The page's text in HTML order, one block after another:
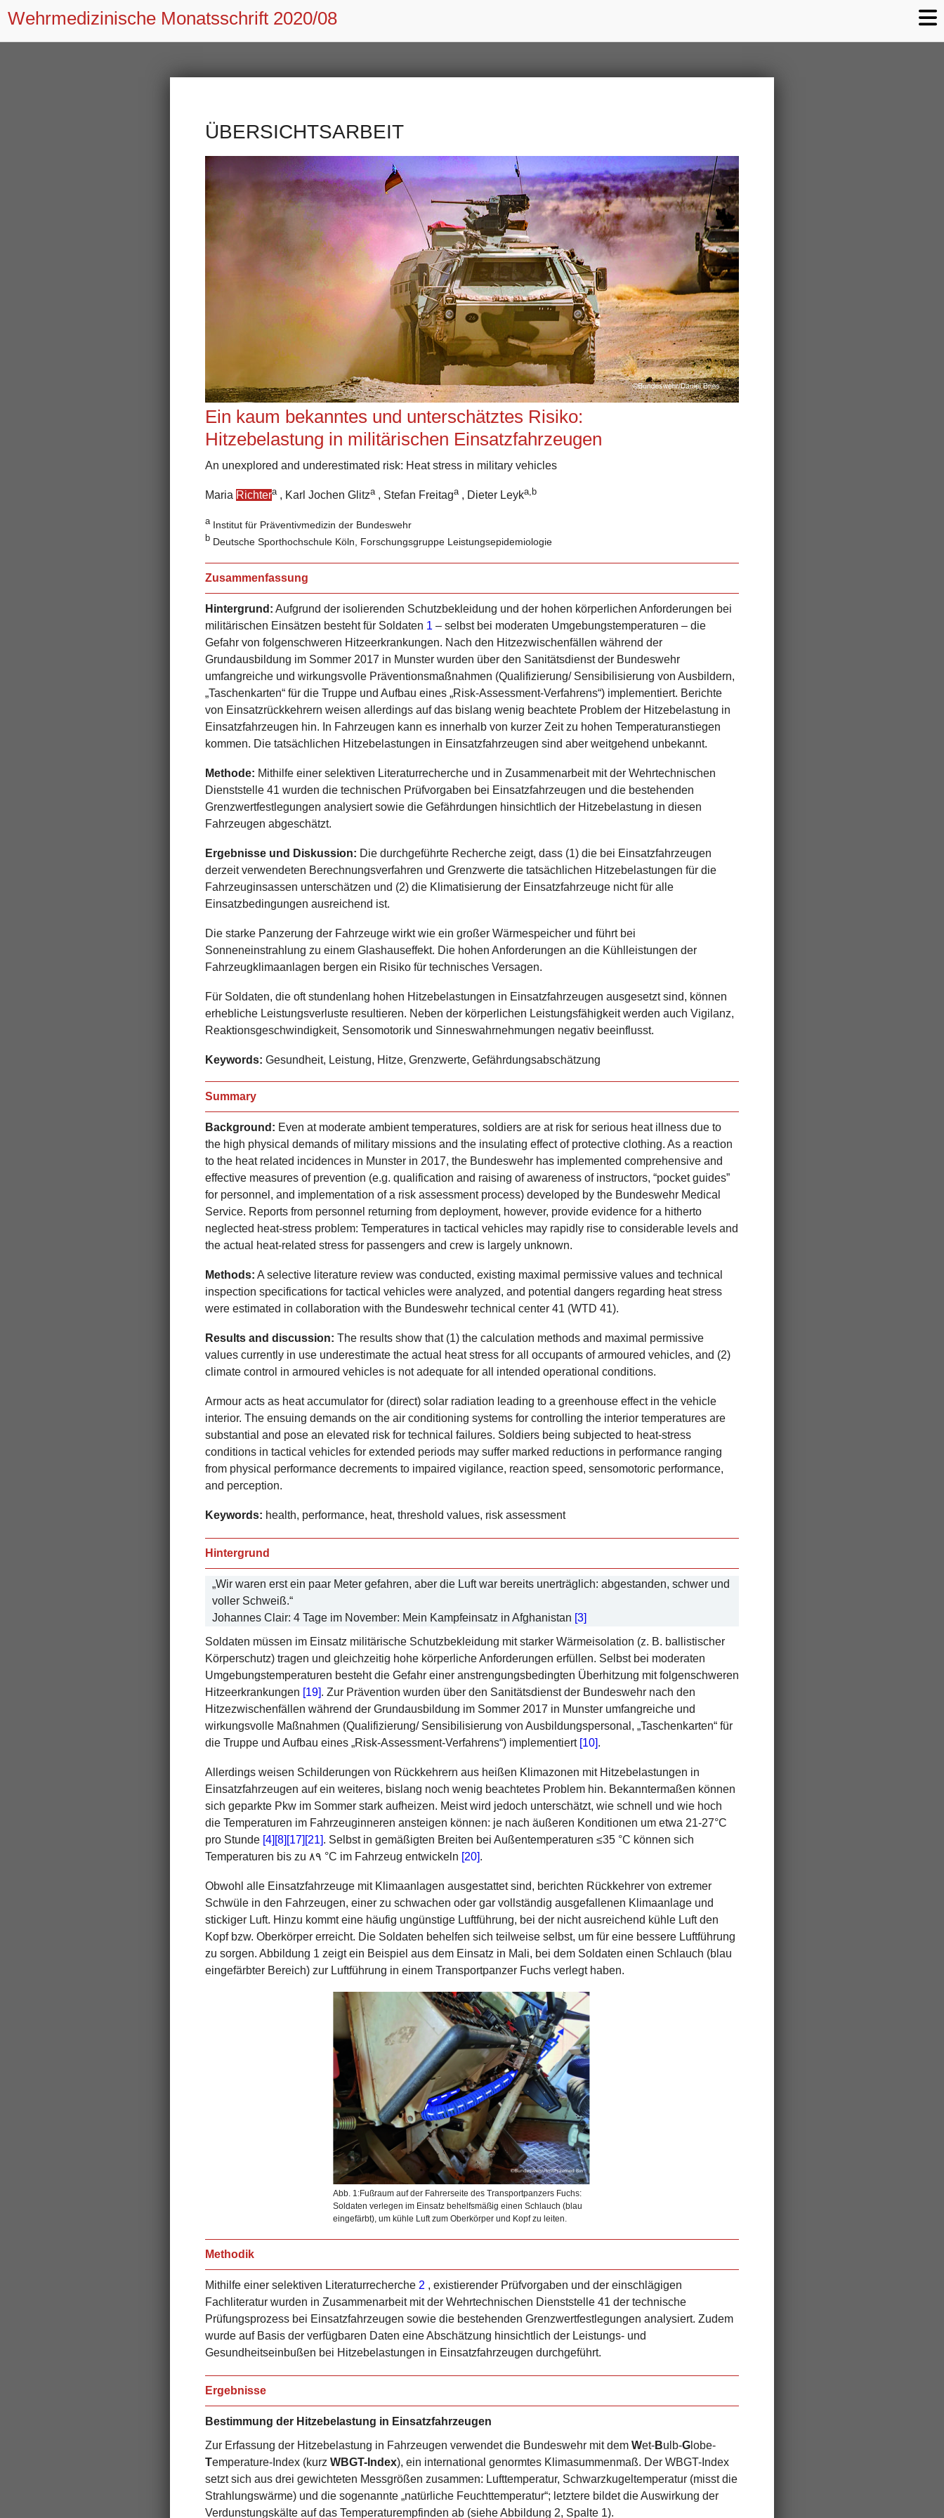
Wehrmedizinische Monatsschrift 2020/08
ÜBERSICHTSARBEIT
Ein kaum bekanntes und unterschätztes Risiko:
Hitzebelastung in militärischen Einsatzfahrzeugen
An unexplored and underestimated risk: Heat stress in military vehicles
Maria Richtera , Karl Jochen Glitza , Stefan Freitaga , Dieter Leyka,b
a Institut für Präventivmedizin der Bundeswehr
b Deutsche Sporthochschule Köln, Forschungsgruppe Leistungsepidemiologie
Zusammenfassung
Hintergrund: Aufgrund der isolierenden Schutzbekleidung und der hohen körperlichen Anforderungen bei
militärischen Einsätzen besteht für Soldaten 1 – selbst bei moderaten Umgebungstemperaturen – die
Gefahr von folgenschweren Hitzeerkrankungen. Nach den Hitzezwischenfällen während der
Grundausbildung im Sommer 2017 in Munster wurden über den Sanitätsdienst der Bundeswehr
umfangreiche und wirkungsvolle Präventionsmaßnahmen (Qualifizierung/ Sensibilisierung von Ausbildern,
„Taschenkarten“ für die Truppe und Aufbau eines „Risk-Assessment-Verfahrens“) implementiert. Berichte
von Einsatzrückkehrern weisen allerdings auf das bislang wenig beachtete Problem der Hitzebelastung in
Einsatzfahrzeugen hin. In Fahrzeugen kann es innerhalb von kurzer Zeit zu hohen Temperaturanstiegen
kommen. Die tatsächlichen Hitzebelastungen in Einsatzfahrzeugen sind aber weitgehend unbekannt.
Methode: Mithilfe einer selektiven Literaturrecherche und in Zusammenarbeit mit der Wehrtechnischen
Dienststelle 41 wurden die technischen Prüfvorgaben bei Einsatzfahrzeugen und die bestehenden
Grenzwertfestlegungen analysiert sowie die Gefährdungen hinsichtlich der Hitzebelastung in diesen
Fahrzeugen abgeschätzt.
Ergebnisse und Diskussion: Die durchgeführte Recherche zeigt, dass (1) die bei Einsatzfahrzeugen
derzeit verwendeten Berechnungsverfahren und Grenzwerte die tatsächlichen Hitzebelastungen für die
Fahrzeuginsassen unterschätzen und (2) die Klimatisierung der Einsatzfahrzeuge nicht für alle
Einsatzbedingungen ausreichend ist.
Die starke Panzerung der Fahrzeuge wirkt wie ein großer Wärmespeicher und führt bei
Sonneneinstrahlung zu einem Glashauseffekt. Die hohen Anforderungen an die Kühlleistungen der
Fahrzeugklimaanlagen bergen ein Risiko für technisches Versagen.
Für Soldaten, die oft stundenlang hohen Hitzebelastungen in Einsatzfahrzeugen ausgesetzt sind, können
erhebliche Leistungsverluste resultieren. Neben der körperlichen Leistungsfähigkeit werden auch Vigilanz,
Reaktionsgeschwindigkeit, Sensomotorik und Sinneswahrnehmungen negativ beeinflusst.
Keywords: Gesundheit, Leistung, Hitze, Grenzwerte, Gefährdungsabschätzung
Summary
Background: Even at moderate ambient temperatures, soldiers are at risk for serious heat illness due to
the high physical demands of military missions and the insulating effect of protective clothing. As a reaction
to the heat related incidences in Munster in 2017, the Bundeswehr has implemented comprehensive and
effective measures of prevention (e.g. qualification and raising of awareness of instructors, “pocket guides”
for personnel, and implementation of a risk assessment process) developed by the Bundeswehr Medical
Service. Reports from personnel returning from deployment, however, provide evidence for a hitherto
neglected heat-stress problem: Temperatures in tactical vehicles may rapidly rise to considerable levels and
the actual heat-related stress for passengers and crew is largely unknown.
Methods: A selective literature review was conducted, existing maximal permissive values and technical
inspection specifications for tactical vehicles were analyzed, and potential dangers regarding heat stress
were estimated in collaboration with the Bundeswehr technical center 41 (WTD 41).
Results and discussion: The results show that (1) the calculation methods and maximal permissive
values currently in use underestimate the actual heat stress for all occupants of armoured vehicles, and (2)
climate control in armoured vehicles is not adequate for all intended operational conditions.
Armour acts as heat accumulator for (direct) solar radiation leading to a greenhouse effect in the vehicle
interior. The ensuing demands on the air conditioning systems for controlling the interior temperatures are
substantial and pose an elevated risk for technical failures. Soldiers being subjected to heat-stress
conditions in tactical vehicles for extended periods may suffer marked reductions in performance ranging
from physical performance decrements to impaired vigilance, reaction speed, sensomotoric performance,
and perception.
Keywords: health, performance, heat, threshold values, risk assessment
Hintergrund
„Wir waren erst ein paar Meter gefahren, aber die Luft war bereits unerträglich: abgestanden, schwer und
voller Schweiß.“
Johannes Clair: 4 Tage im November: Mein Kampfeinsatz in Afghanistan [3]
Soldaten müssen im Einsatz militärische Schutzbekleidung mit starker Wärmeisolation (z. B. ballistischer
Körperschutz) tragen und gleichzeitig hohe körperliche Anforderungen erfüllen. Selbst bei moderaten
Umgebungstemperaturen besteht die Gefahr einer anstrengungsbedingten Überhitzung mit folgenschweren
Hitzeerkrankungen [19]. Zur Prävention wurden über den Sanitätsdienst der Bundeswehr nach den
Hitzezwischenfällen während der Grundausbildung im Sommer 2017 in Munster umfangreiche und
wirkungsvolle Maßnahmen (Qualifizierung/ Sensibilisierung von Ausbildungspersonal, „Taschenkarten“ für
die Truppe und Aufbau eines „Risk-Assessment-Verfahrens“) implementiert [10].
Allerdings weisen Schilderungen von Rückkehrern aus heißen Klimazonen mit Hitzebelastungen in
Einsatzfahrzeugen auf ein weiteres, bislang noch wenig beachtetes Problem hin. Bekanntermaßen können
sich geparkte Pkw im Sommer stark aufheizen. Meist wird jedoch unterschätzt, wie schnell und wie hoch
die Temperaturen im Fahrzeuginneren ansteigen können: je nach äußeren Konditionen um etwa 21-27°C
pro Stunde [4] [8] [17] [21]. Selbst in gemäßigten Breiten bei Außentemperaturen ≤35 °C können sich
Temperaturen bis zu ٨٩ °C im Fahrzeug entwickeln [20].
Obwohl alle Einsatzfahrzeuge mit Klimaanlagen ausgestattet sind, berichten Rückkehrer von extremer
Schwüle in den Fahrzeugen, einer zu schwachen oder gar vollständig ausgefallenen Klimaanlage und
stickiger Luft. Hinzu kommteine häufig ungünstige Luftführung, bei der nicht ausreichend kühle Luft den
Kopf bzw. Oberkörper erreicht. Die Soldaten behelfen sich teilweise selbst, um für eine bessere Luftführung
zu sorgen. Abbildung 1 zeigt ein Beispiel aus dem Einsatz in Mali, bei dem Soldaten einen Schlauch (blau
eingefärbter Bereich) zur Luftführung in einem Transportpanzer Fuchs verlegt haben.
Abb. 1:Fußraum auf der Fahrerseite des Transportpanzers Fuchs:
Soldaten verlegen im Einsatz behelfsmäßig einen Schlauch (blau
eingefärbt), um kühle Luft zum Oberkörper und Kopf zu leiten.
Methodik
Mithilfe einer selektiven Literaturrecherche 2 , existierender Prüfvorgaben und der einschlägigen
Fachliteratur wurden in Zusammenarbeit mit der Wehrtechnischen Dienststelle 41 der technische
Prüfungsprozess bei Einsatzfahrzeugen sowie die bestehenden Grenzwertfestlegungen analysiert. Zudem
wurde auf Basis der verfügbaren Daten eine Abschätzung hinsichtlich der Leistungs- und
Gesundheitseinbußen bei Hitzebelastungen in Einsatzfahrzeugen durchgeführt.
Ergebnisse
Bestimmung der Hitzebelastung in Einsatzfahrzeugen
Zur Erfassung der Hitzebelastung in Fahrzeugen verwendet die Bundeswehr mit dem Wet-Bulb-G lobe-
Temperature-Index (kurz WBGT-Index), ein international genormtes Klimasummenmaß. Der WBGT-Index
setzt sich aus drei gewichteten Messgrößen zusammen: ­Lufttemperatur, Schwarzkugeltemperatur (misst die
Strahlungswärme) und die sogenannte „natürliche Feuchttemperatur“; letztere bildet die Auswirkung der
Verdunstungskälte auf das Temperaturempfinden ab (siehe Abbildung 2, Spalte 1).